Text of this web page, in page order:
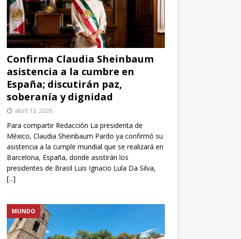
Confirma Claudia Sheinbaum
asistencia a la cumbre en
España; discutirán paz,
soberanía y dignidad
abril 13, 2026
Para compartir Redacción La presidenta de
México, Claudia Sheinbaum Pardo ya confirmó su
asistencia a la cumple mundial que se realizará en
Barcelona, España, donde asistirán los
presidentes de Brasil Luis Ignacio Lula Da Silva,
[...]
MUNDO